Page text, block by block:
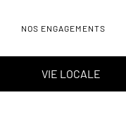
NOS ENGAGEMENTS
VIE LOCALE